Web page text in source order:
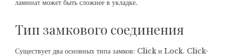
ламинат может быть сложнее в укладке.
Тип замкового соединения
Существует два основных типа замков: Click и Lock. Click-